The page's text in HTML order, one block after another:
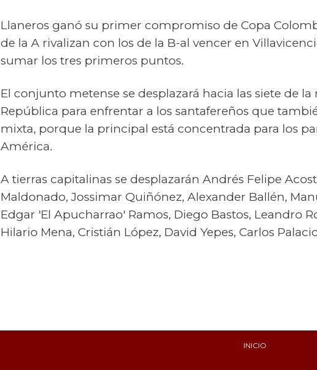
Llaneros ganó su primer compromiso de Copa
de la A rivalizan con los de la B-al vencer en
sumar los tres primeros puntos.
El conjunto metense se desplazará hacia las siete de
República para enfrentar a los santafereños que
mixta, porque la principal está concentrada para los
América.
A tierras capitalinas se desplazarán Andrés Felipe
Maldonado, Jossimar Quiñónez, Alexander Ballén,
Edgar 'El Apucharrao' Ramos, Diego Bastos, Leandro
Hilario Mena, Cristián López, David Yepes, Carlos
INICIO